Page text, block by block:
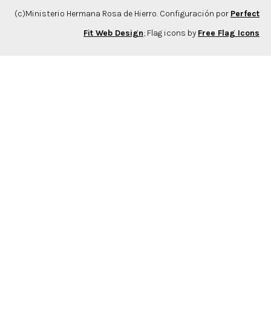
(c)Ministerio Hermana Rosa de Hierro. Configuración por Perfect
Fit Web Design; Flag icons by Free Flag Icons